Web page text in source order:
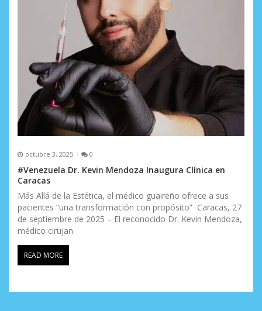
octubre 3, 2025 0
#Venezuela Dr. Kevin Mendoza Inaugura Clínica en
Caracas
Más Allá de la Estética, el médico guaireño ofrece a sus
pacientes “una transformación con propósito” Caracas, 27
de septiembre de 2025 – El reconocido Dr. Kevin Mendoza,
médico cirujan
READ MORE